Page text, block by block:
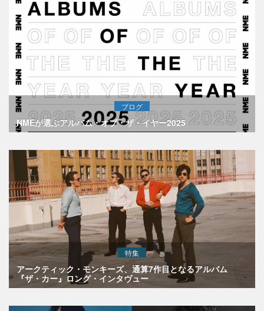
ブログ
NMEが選ぶアルバム・オブ・ザ・イヤー2025
特集
アークティック・モンキーズ、通算7作目となるアルバム
『ザ・カー』ロング・インタヴュー